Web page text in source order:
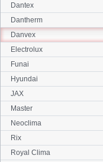
Dantex
Dantherm
Danvex
Electrolux
Funai
Hyundai
JAX
Master
Neoclima
Rix
Royal Clima